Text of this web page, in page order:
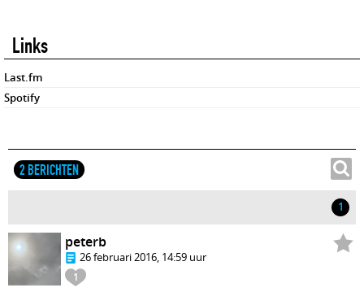
Links
Last.fm
Spotify
2 BERICHTEN
1
1
peterb
26 februari 2016, 14:59 uur